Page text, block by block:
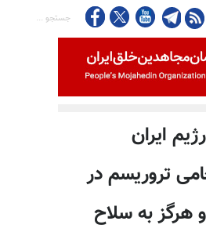
ایران
تروریسم در
به سلاح